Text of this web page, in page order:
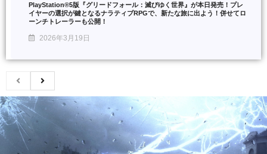
PlayStation®5版『グリードフォール：滅びゆく世界』が本日発売！プレ
イヤーの選択が鍵となるナラティブRPGで、新たな旅に出よう！併せてロ
ーンチトレーラーも公開！
2026年3月19日